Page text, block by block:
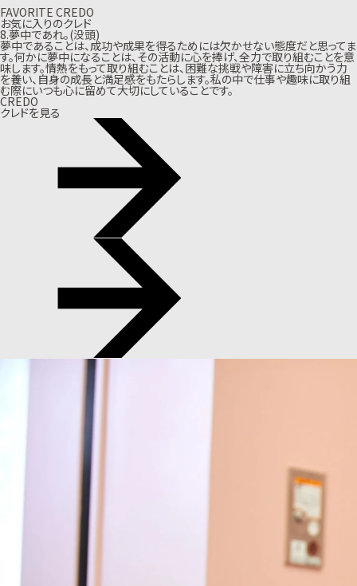
FAVORITE CREDO
お気に入りのクレド
8.夢中であれ。(没頭)
夢中であることは、成功や成果を得るためには欠かせない態度だと思ってま
す。何かに夢中になることは、その活動に心を捧げ、全力で取り組むことを意
味します。情熱をもって取り組むことは、困難な挑戦や障害に立ち向かう力
を養い、自身の成長と満足感をもたらします。私の中で仕事や趣味に取り組
む際にいつも心に留めて大切にしていることです。
CREDO
クレドを見る